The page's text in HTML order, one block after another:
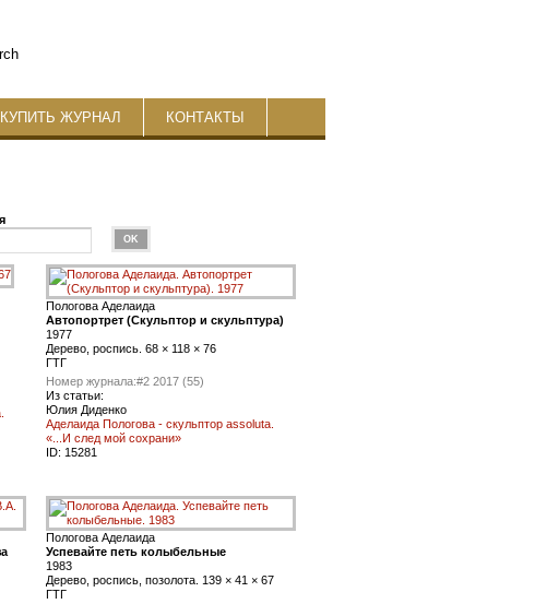
КУПИТЬ ЖУРНАЛ КОНТАКТЫ
Пологова Аделаида
Автопортрет (Скульптор и скульптура)
1977
Дерево, роспись. 68 × 118 × 76
ГТГ
Номер журнала:#2 2017 (55)
Из статьи:
Юлия Диденко
Аделаида Пологова - скульптор assoluta.
«...И след мой сохрани»
ID: 15281
Пологова Аделаида
Успевайте петь колыбельные
1983
Дерево, роспись, позолота. 139 × 41 × 67
ГТГ